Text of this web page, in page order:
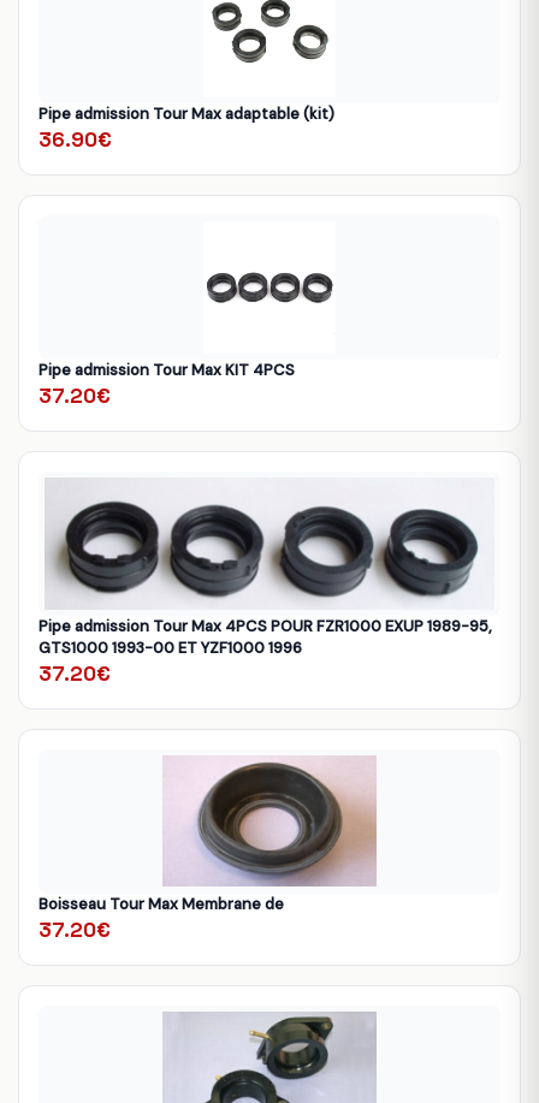
Pipe admission Tour Max adaptable (kit)
36.90€
Pipe admission Tour Max KIT 4PCS
37.20€
Pipe admission Tour Max 4PCS POUR FZR1000 EXUP 1989-95,
GTS1000 1993-00 ET YZF1000 1996
37.20€
Boisseau Tour Max Membrane de
37.20€